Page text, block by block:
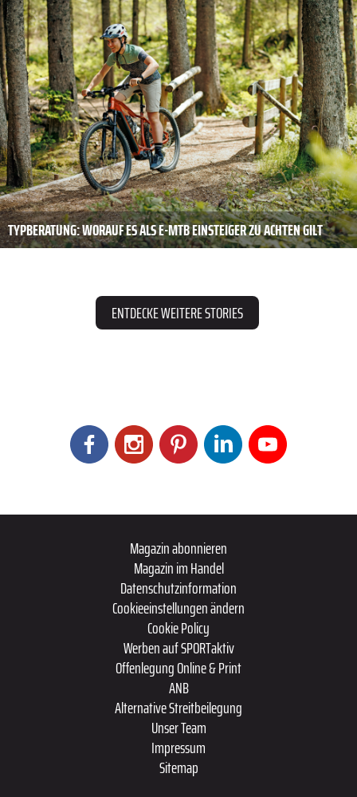
TYPBERATUNG: WORAUF ES ALS E-MTB EINSTEIGER ZU ACHTEN GILT
ENTDECKE WEITERE STORIES
Magazin abonnieren
Magazin im Handel
Datenschutzinformation
Cookieeinstellungen ändern
Cookie Policy
Werben auf SPORTaktiv
Offenlegung Online & Print
ANB
Alternative Streitbeilegung
Unser Team
Impressum
Sitemap